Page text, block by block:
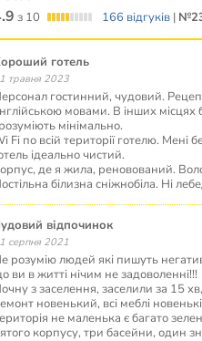
з 10 166 відгуків |
Хороший готель
21 травня 2023
гостинний, чудовий.
мовами. В інших
мінімально.
Fi по всій території готелю. Мені
ідеально чистий.
де я жила, реновований.
білизна сніжнобіла. Ні
Чудовий відпочинок
11 серпня 2021
розумію людей які пишуть
ви в житті нічим не задоволенні!!!
з заселення, заселили за 15
новенький, всі меблі
не маленька є багато
корпусу, три басейни, один